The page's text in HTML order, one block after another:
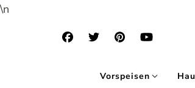
\n
Vorspeisen